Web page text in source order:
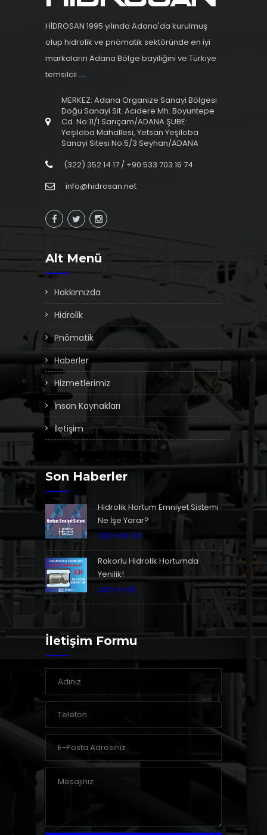
HİDROSAN 1995 yılında Adana'da kurulmuş
olup hidrolik ve pnömatik sektöründe en iyi
markaların Adana Bölge bayiliğini ve Türkiye
temsilcil ...
MERKEZ: Adana Organize Sanayi Bölgesi
Doğu Sanayi Sit. Acıdere Mh. Boyuntepe
Cd. No:11/1 Sarıçam/ADANA ŞUBE:
Yeşiloba Mahallesi, Yetsan Yeşiloba
Sanayi Sitesi No:5/3 Seyhan/ADANA
(322) 352 14 17 / +90 533 703 16 74
info@hidrosan.net
Alt Menü
Hakkımızda
Hidrolik
Pnömatik
Haberler
Hizmetlerimiz
İnsan Kaynakları
İletişim
Son Haberler
Hidrolik Hortum Emniyet Sistemi
Ne İşe Yarar?
2021-09-03
Rakorlu Hidrolik Hortumda
Yenilik!
2021-11-29
İletişim Formu